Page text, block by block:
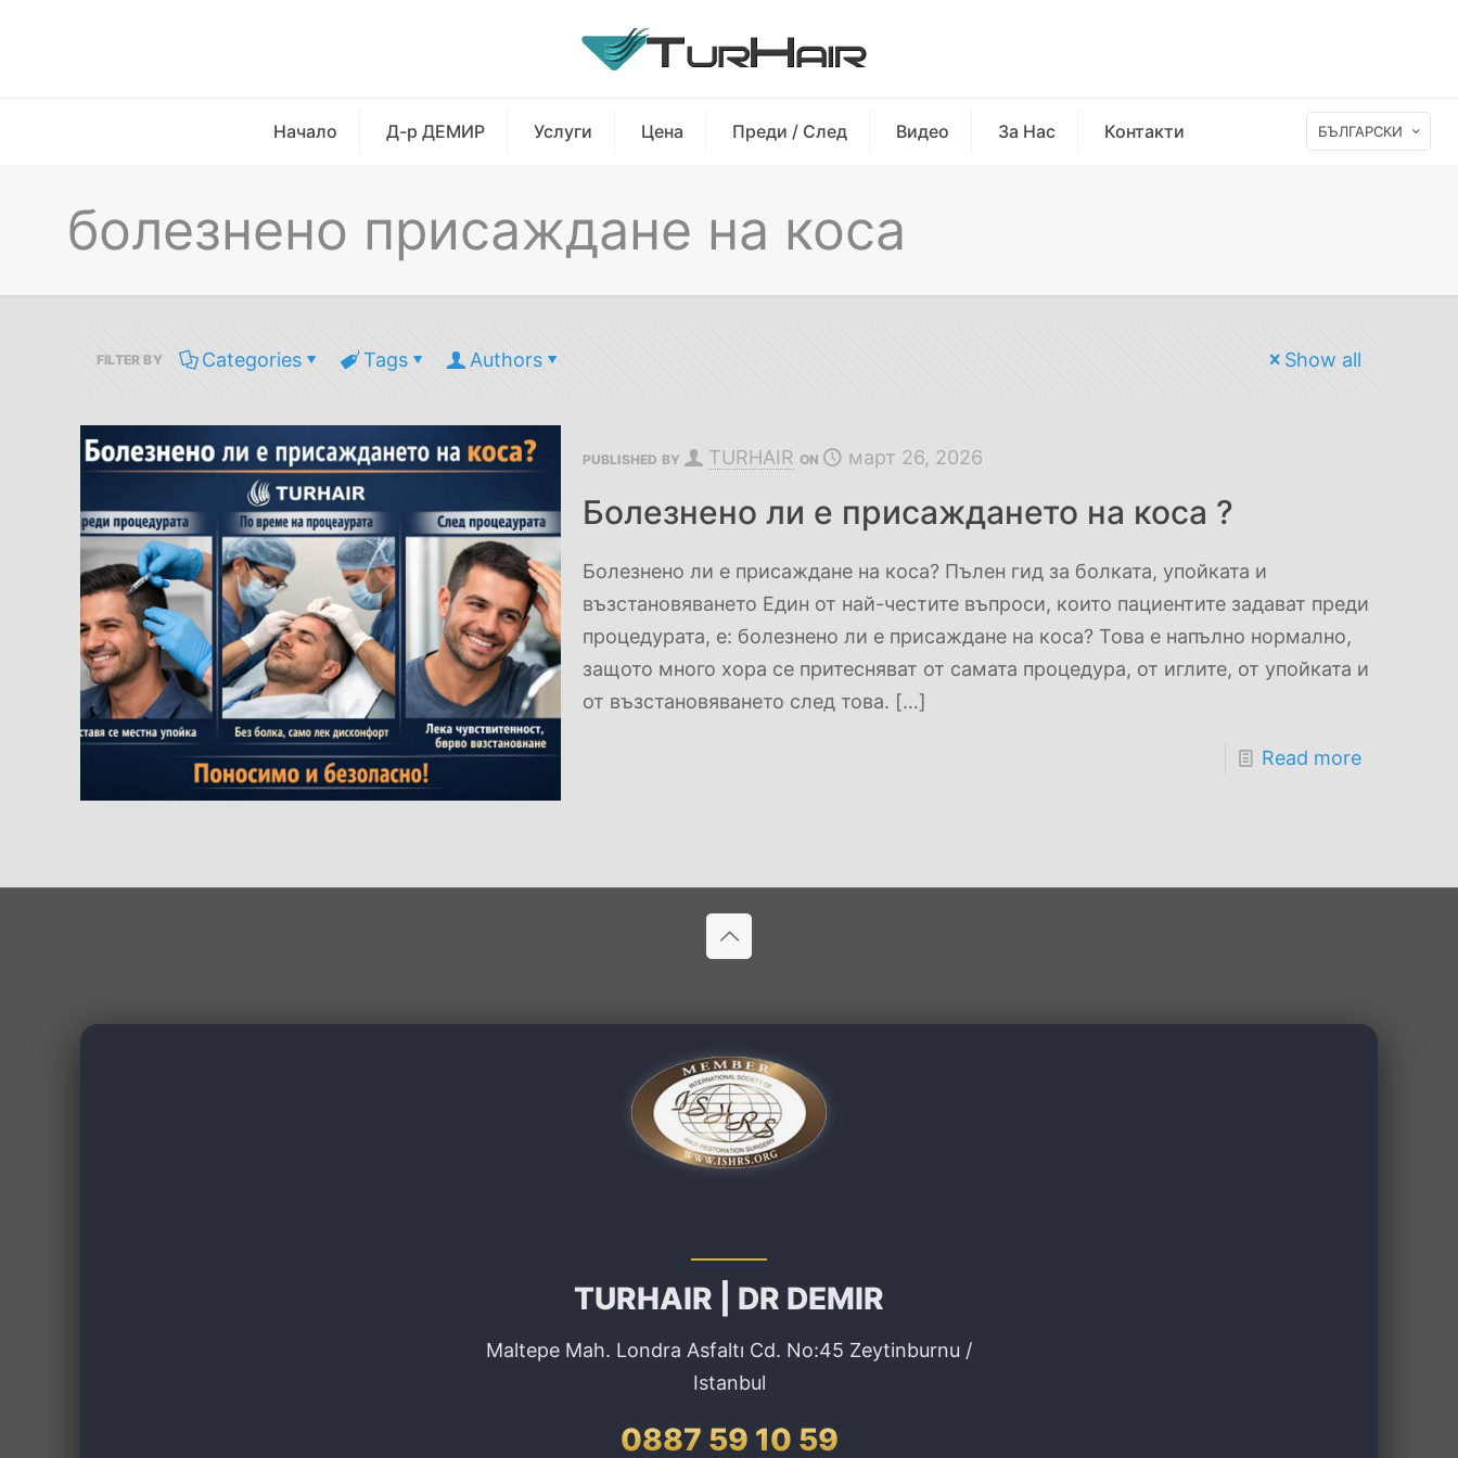
Начало Д-р ДЕМИР Услуги Цена Преди / След Видео За Нас Контакти БЪЛГАРСКИ
болезнено присаждане на коса
FILTER BY Categories Tags Authors Show all
PUBLISHED BY TURHAIR ON март 26, 2026
Болезнено ли е присаждането на коса ?
Болезнено ли е присаждане на коса? Пълен гид за болката, упойката и
възстановяването Един от най-честите въпроси, които пациентите задават преди
процедурата, е: болезнено ли е присаждане на коса? Това е напълно нормално,
защото много хора се притесняват от самата процедура, от иглите, от упойката и
от възстановяването след това. […]
Read more
TURHAIR | DR DEMIR
Maltepe Mah. Londra Asfaltı Cd. No:45 Zeytinburnu /
Istanbul
0887 59 10 59